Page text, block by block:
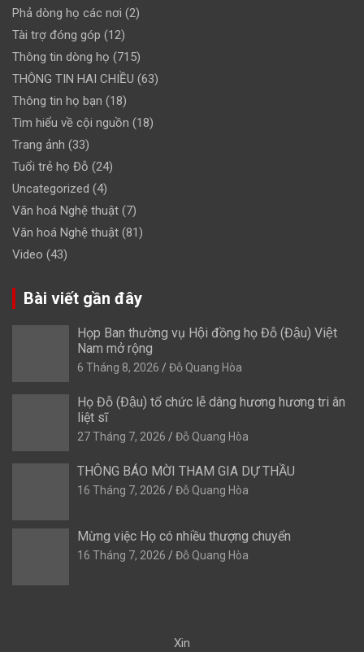
Phả dòng họ các nơi (2)
Tài trợ đóng góp (12)
Thông tin dòng họ (715)
THÔNG TIN HAI CHIỀU (63)
Thông tin họ bạn (18)
Tìm hiểu về cội nguồn (18)
Trang ảnh (33)
Tuổi trẻ họ Đỗ (24)
Uncategorized (4)
Văn hoá Nghệ thuật (7)
Văn hoá Nghệ thuật (81)
Video (43)
Bài viết gần đây
Họp Ban thường vụ Hội đồng họ Đỗ (Đậu) Việt
Nam mở rộng
6 Tháng 8, 2026 Đỗ Quang Hòa
Họ Đỗ (Đậu) tổ chức lễ dâng hương hương tri ân
liệt sĩ
27 Tháng 7, 2026 Đỗ Quang Hòa
THÔNG BÁO MỜI THAM GIA DỰ THẦU
16 Tháng 7, 2026 Đỗ Quang Hòa
Mừng việc Họ có nhiều thượng chuyển
16 Tháng 7, 2026 Đỗ Quang Hòa
Xin